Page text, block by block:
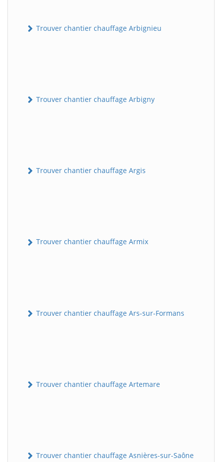
Trouver chantier chauffage Arbignieu
Trouver chantier chauffage Arbigny
Trouver chantier chauffage Argis
Trouver chantier chauffage Armix
Trouver chantier chauffage Ars-sur-Formans
Trouver chantier chauffage Artemare
Trouver chantier chauffage Asnières-sur-Saône